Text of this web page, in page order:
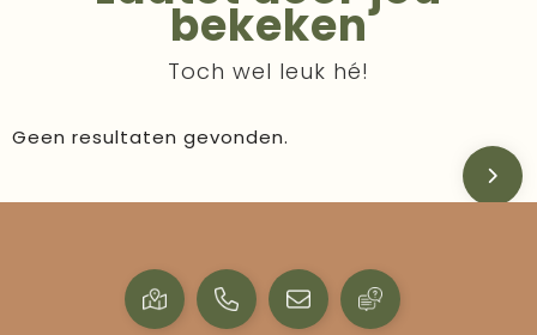
bekeken
Toch wel leuk hé!
Geen resultaten gevonden.